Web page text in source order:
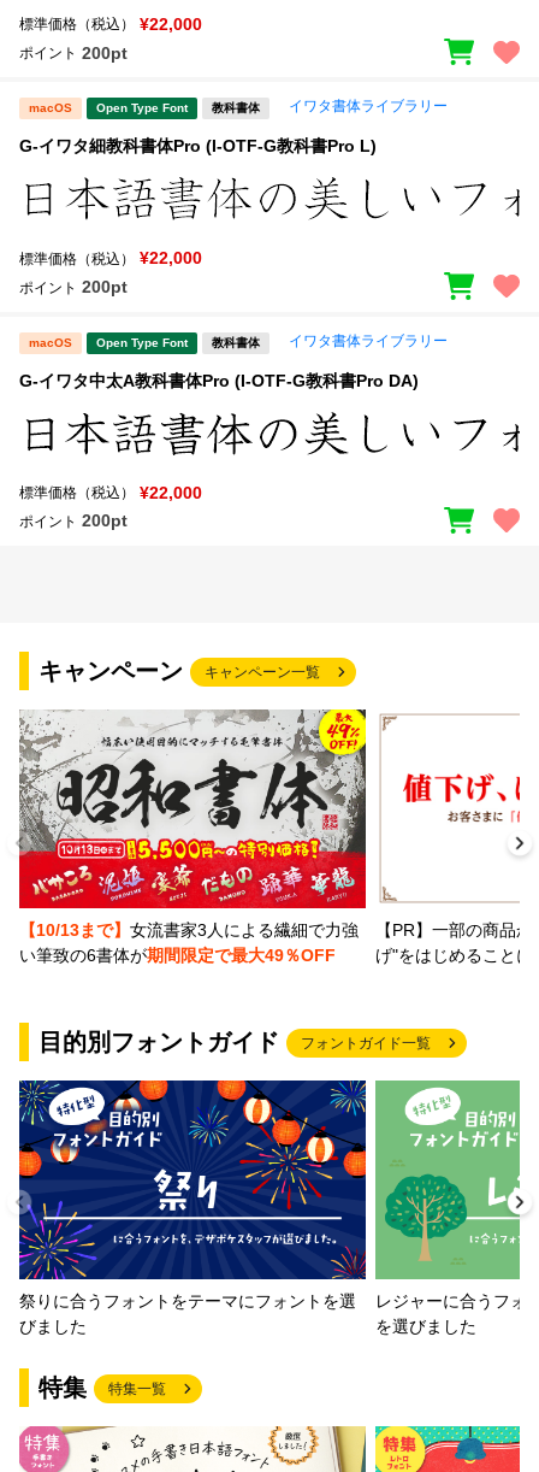
標準価格（税込） ¥22,000
ポイント 200pt
macOS Open Type Font 教科書体 イワタ書体ライブラリー
G-イワタ細教科書体Pro (I-OTF-G教科書Pro L)
標準価格（税込） ¥22,000
ポイント 200pt
macOS Open Type Font 教科書体 イワタ書体ライブラリー
G-イワタ中太A教科書体Pro (I-OTF-G教科書Pro DA)
標準価格（税込） ¥22,000
ポイント 200pt
キャンペーン キャンペーン一覧
【10/13まで】 女流書家3人による繊細で力強
い筆致の6書体が期間限定で最大49％OFF
【PR】一部の商品
げ"をはじめること
目的別フォントガイド フォントガイド一覧
祭りに合うフォントをテーマにフォントを選
びました
レジャーに合うフォ
を選びました
特集 特集一覧